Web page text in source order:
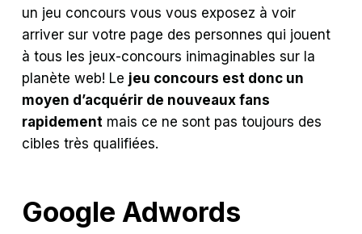
un jeu concours vous vous exposez à voir
arriver sur votre page des personnes qui jouent
à tous les jeux-concours inimaginables sur la
planète web! Le jeu concours est donc un
moyen d’acquérir de nouveaux fans
rapidement mais ce ne sont pas toujours des
cibles très qualifiées.
Google Adwords